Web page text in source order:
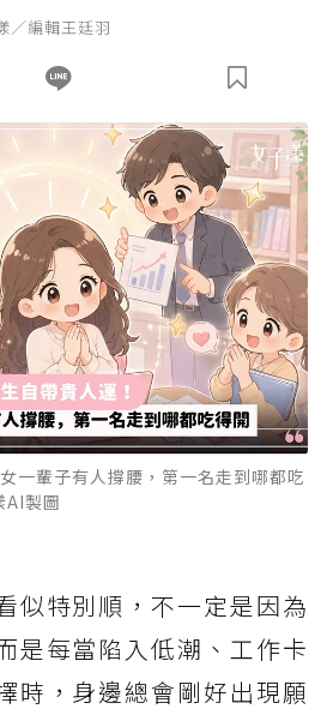
／編輯王廷羽
一輩子有人撐腰，第一名走到哪都吃
AI製圖
似特別順，不一定是因為
是每當陷入低潮、工作卡
時，身邊總會剛好出現願